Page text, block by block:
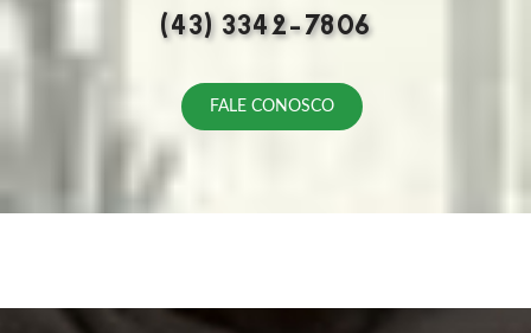
(43) 3342-7806
FALE CONOSCO